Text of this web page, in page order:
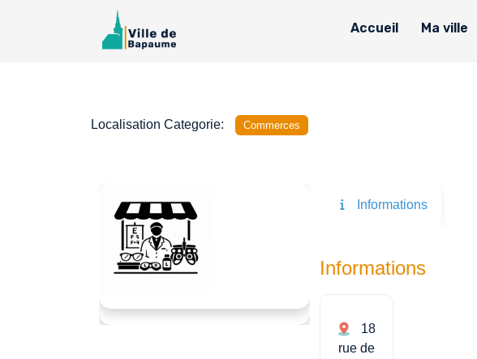
Accueil Ma ville
Localisation Categorie: Commerces
Précédent Suivant
Informations
Informations
18
rue de